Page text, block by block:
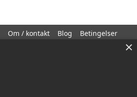
Om / kontakt Blog Betingelser
×